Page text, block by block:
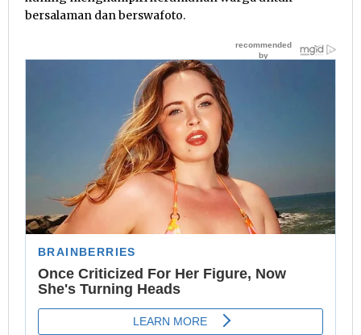
bersalaman dan berswafoto.